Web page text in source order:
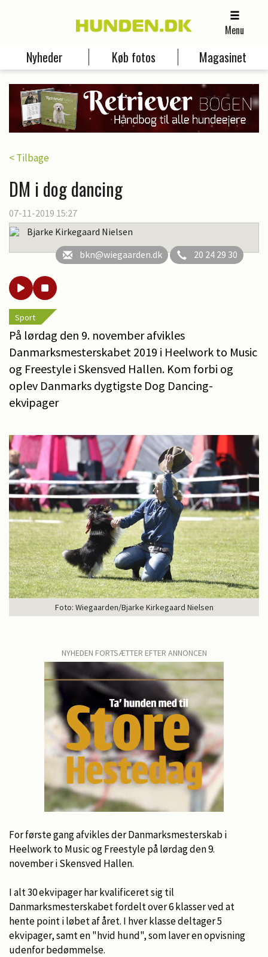
Menu
Nyheder Køb fotos Magasinet
< Tilbage
DM i dog dancing
07-11-2019 15:27
Bjarke Kirkegaard Nielsen
bkn@wiegaarden.dk
20 24 29 30
Sport
På lørdag den 9. november afvikles
Danmarksmesterskabet 2019 i Heelwork to Music
og Freestyle i Skensved Hallen. Kom forbi og
oplev Danmarks dygtigste Dog Dancing-
ekvipager
Foto: Wiegaarden/Bjarke Kirkegaard Nielsen
NYHEDEN FORTSÆTTER EFTER ANNONCEN
For første gang afvikles der Danmarksmesterskab i
Heelwork to Music og Freestyle på lørdag den 9.
november i Skensved Hallen.
I alt 30 ekvipager har kvalificeret sig til
Danmarksmesterskabet fordelt over 6 klasser ved at
hente point i løbet af året. I hver klasse deltager 5
ekvipager, samt en "hvid hund", som laver en opvisning
udenfor bedømmelse.